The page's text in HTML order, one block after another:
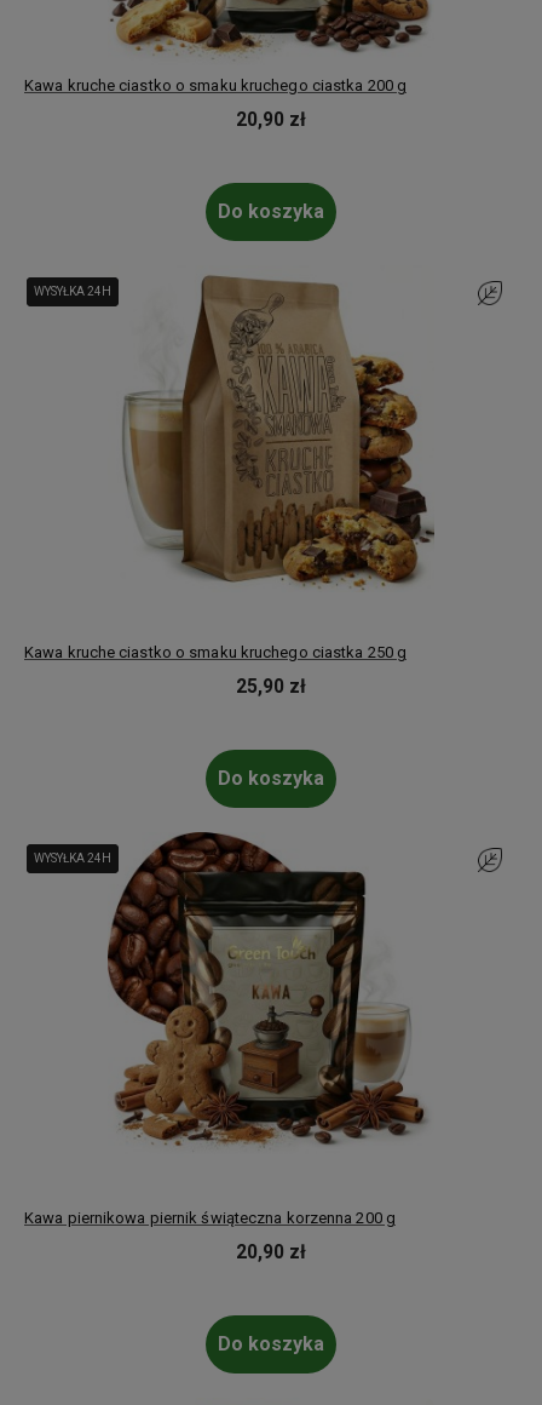
Kawa kruche ciastko o smaku kruchego ciastka 200 g
20,90 zł
Do koszyka
WYSYŁKA 24H
WYSYŁKA 24H
Kawa kruche ciastko o smaku kruchego ciastka 250 g
25,90 zł
Do koszyka
Do
WYSYŁKA 24H
WYSYŁKA 24H
Kawa piernikowa piernik świąteczna korzenna 200 g
20,90 zł
Do koszyka
Do